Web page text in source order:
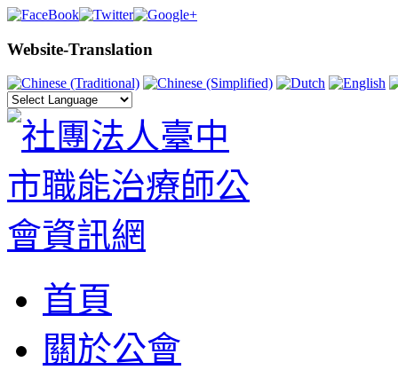
Website-Translation
首頁
關於公會